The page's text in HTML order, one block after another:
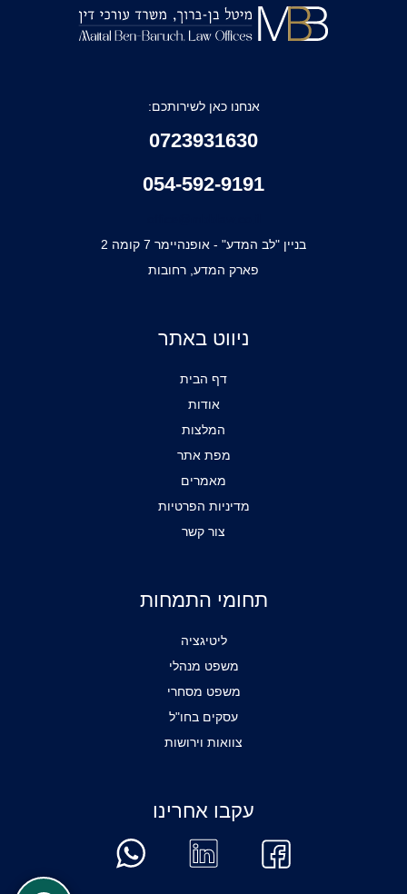
אנחנו כאן לשירותכם:
0723931630
054-592-9191
בניין "לב המדע" - אופנהיימר 7 קומה 2
פארק המדע, רחובות
ניווט באתר
דף הבית
אודות
המלצות
מפת אתר
מאמרים
מדיניות הפרטיות
צור קשר
תחומי התמחות
ליטיגציה
משפט מנהלי
משפט מסחרי
עסקים בחו"ל
צוואות וירושות
עקבו אחרינו